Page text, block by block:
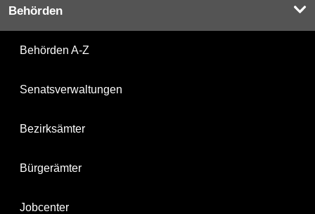
Behörden
Behörden A-Z
Senatsverwaltungen
Bezirksämter
Bürgerämter
Jobcenter